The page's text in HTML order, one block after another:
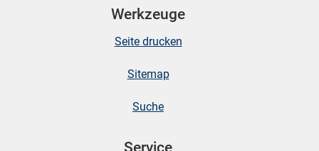
Werkzeuge
Seite drucken
Sitemap
Suche